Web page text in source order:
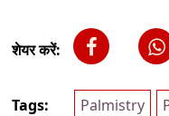
शेयर करें:
Tags: Palmistry